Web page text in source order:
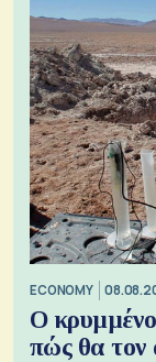
ECONOMY
Ο
πώς θα τον